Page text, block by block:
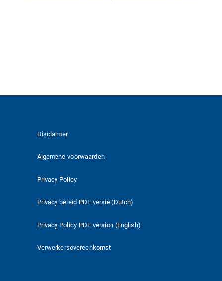
Disclaimer
Algemene voorwaarden
Privacy Policy
Privacy beleid PDF versie (Dutch)
Privacy Policy PDF version (English)
Verwerkersovereenkomst